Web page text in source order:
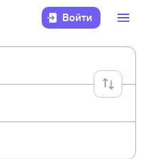
Войти